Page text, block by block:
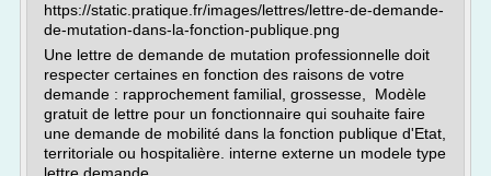
https://static.pratique.fr/images/lettres/lettre-de-demande-
de-mutation-dans-la-fonction-publique.png
Une lettre de demande de mutation professionnelle doit
respecter certaines en fonction des raisons de votre
demande : rapprochement familial, grossesse, Modèle
gratuit de lettre pour un fonctionnaire qui souhaite faire
une demande de mobilité dans la fonction publique d'Etat,
territoriale ou hospitalière. interne externe un modele type